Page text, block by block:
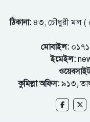
ঠিকানা:৪৩, চৌধুরী মল (
মোবাইল:
ইমেইল:
কুমিল্লা অফিস: ৯১৩,